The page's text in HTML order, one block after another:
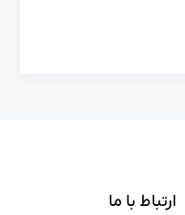
ارتباط با ما